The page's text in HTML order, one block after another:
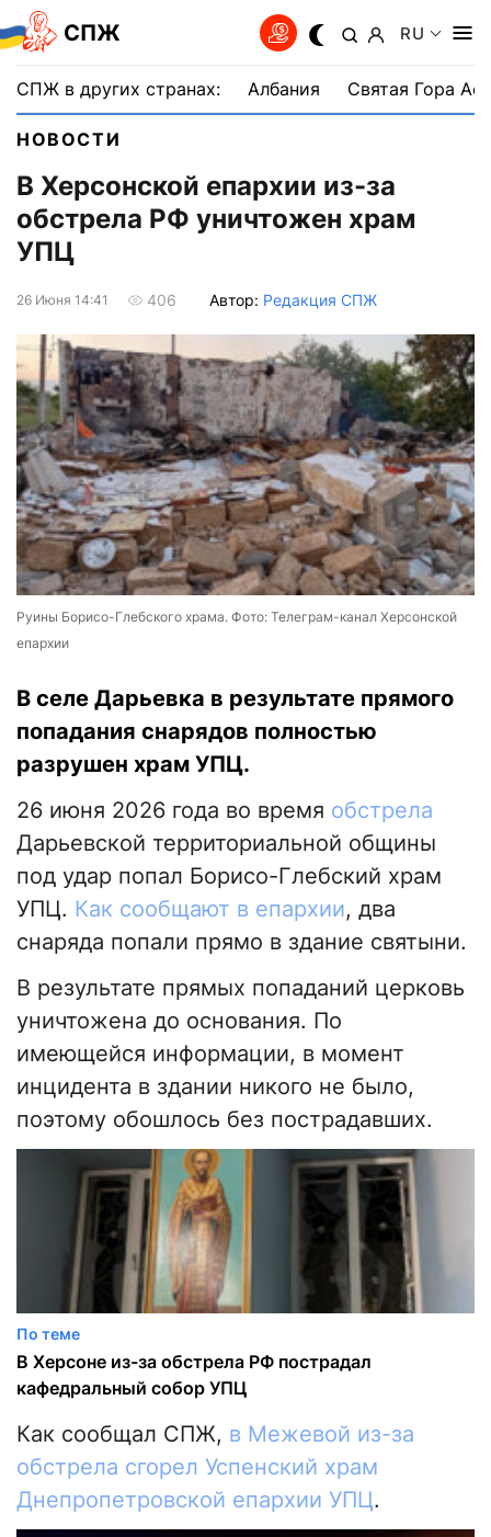
СПЖ RU
СПЖ в других странах: Албания Святая Гора
НОВОСТИ
В Херсонской епархии из-за
обстрела РФ уничтожен храм
УПЦ
26 Июня 14:41 406 Автор: Редакция СПЖ
Руины Борисо-Глебского храма. Фото: Телеграм-канал Херсонской
епархии
В селе Дарьевка в результате прямого
попадания снарядов полностью
разрушен храм УПЦ.
26 июня 2026 года во время обстрела
Дарьевской территориальной общины
под удар попал Борисо-Глебский храм
УПЦ. Как сообщают в епархии, два
снаряда попали прямо в здание святыни.
В результате прямых попаданий церковь
уничтожена до основания. По
имеющейся информации, в момент
инцидента в здании никого не было,
поэтому обошлось без пострадавших.
По теме
В Херсоне из-за обстрела РФ пострадал
кафедральный собор УПЦ
Как сообщал СПЖ, в Межевой из-за
обстрела сгорел Успенский храм
Днепропетровской епархии УПЦ.